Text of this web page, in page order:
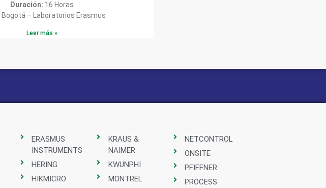
Duración: 16 Horas
Bogotá – Laboratorios Erasmus
Leer más »
ERASMUS
INSTRUMENTS
HERING
HIKMICRO
KRAUS &
NAIMER
KWUNPHI
MONTREL
NETCONTROL
ONSITE
PFIFFNER
PROCESS